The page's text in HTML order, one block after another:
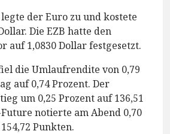
der Euro zu und kostete
Die EZB hatte den
auf 1,0830 Dollar festgesetzt.
die Umlaufrendite von 0,79
auf 0,74 Prozent. Der
um 0,25 Prozent auf 136,51
notierte am Abend 0,70
Punkten.